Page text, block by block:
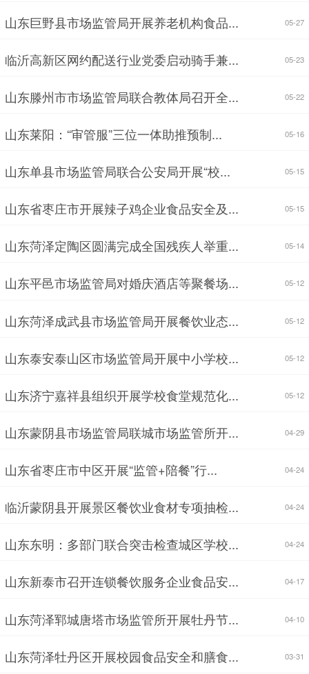
山东巨野县市场监管局开展养老机构食品... 05-27
临沂高新区网约配送行业党委启动骑手兼... 05-23
山东滕州市市场监管局联合教体局召开全... 05-22
山东莱阳：“审管服”三位一体助推预制... 05-16
山东单县市场监管局联合公安局开展“校... 05-15
山东省枣庄市开展辣子鸡企业食品安全及... 05-15
山东菏泽定陶区圆满完成全国残疾人举重... 05-14
山东平邑市场监管局对婚庆酒店等聚餐场... 05-12
山东菏泽成武县市场监管局开展餐饮业态... 05-12
山东泰安泰山区市场监管局开展中小学校... 05-12
山东济宁嘉祥县组织开展学校食堂规范化... 05-12
山东蒙阴县市场监管局联城市场监管所开... 04-29
山东省枣庄市中区开展“监管+陪餐”行... 04-24
临沂蒙阴县开展景区餐饮业食材专项抽检... 04-24
山东东明：多部门联合突击检查城区学校... 04-24
山东新泰市召开连锁餐饮服务企业食品安... 04-17
山东菏泽郓城唐塔市场监管所开展牡丹节... 04-10
山东菏泽牡丹区开展校园食品安全和膳食... 03-31